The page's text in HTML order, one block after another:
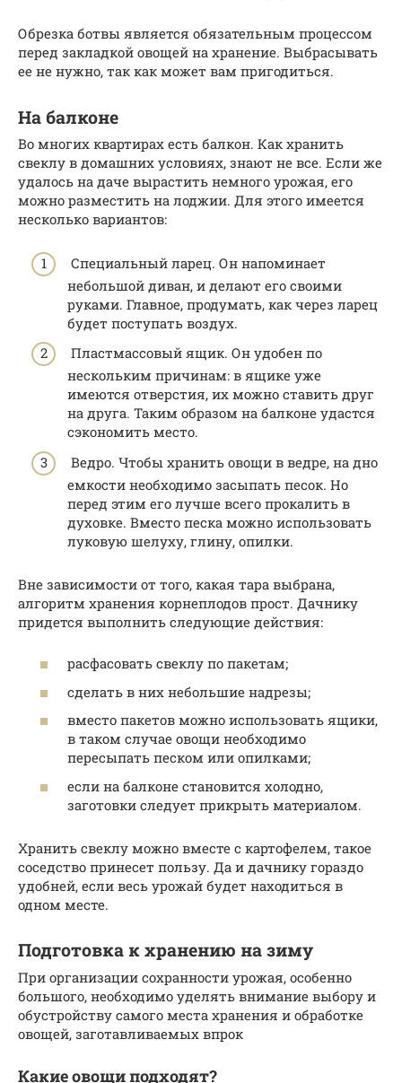
Обрезка ботвы является обязательным процессом
перед закладкой овощей на хранение. Выбрасывать
ее не нужно, так как может вам пригодиться.
На балконе
Во многих квартирах есть балкон. Как хранить
свеклу в домашних условиях, знают не все. Если же
удалось на даче вырастить немного урожая, его
можно разместить на лоджии. Для этого имеется
несколько вариантов:
Специальный ларец. Он напоминает
небольшой диван, и делают его своими
руками. Главное, продумать, как через ларец
будет поступать воздух.
Пластмассовый ящик. Он удобен по
нескольким причинам: в ящике уже
имеются отверстия, их можно ставить друг
на друга. Таким образом на балконе удастся
сэкономить место.
Ведро. Чтобы хранить овощи в ведре, на дно
емкости необходимо засыпать песок. Но
перед этим его лучше всего прокалить в
духовке. Вместо песка можно использовать
луковую шелуху, глину, опилки.
Вне зависимости от того, какая тара выбрана,
алгоритм хранения корнеплодов прост. Дачнику
придется выполнить следующие действия:
расфасовать свеклу по пакетам;
сделать в них небольшие надрезы;
вместо пакетов можно использовать ящики,
в таком случае овощи необходимо
пересыпать песком или опилками;
если на балконе становится холодно,
заготовки следует прикрыть материалом.
Хранить свеклу можно вместе с картофелем, такое
соседство принесет пользу. Да и дачнику гораздо
удобней, если весь урожай будет находиться в
одном месте.
Подготовка к хранению на зиму
При организации сохранности урожая, особенно
большого, необходимо уделять внимание выбору и
обустройству самого места хранения и обработке
овощей, заготавливаемых впрок
Какие овощи подходят?